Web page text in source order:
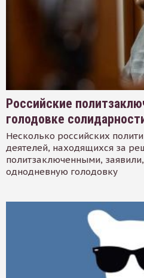
Российские
голодовке
Несколько российских
деятелей, находящихся за
политзаключенными,
однодневную голодовку